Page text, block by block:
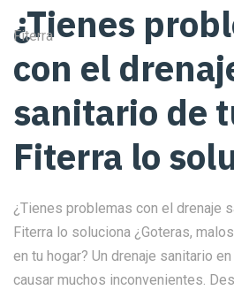
¿Tienes
con el
sanitario de
Fiterra lo
¿Tienes problemas con el drenaje
Fiterra lo soluciona ¿Goteras,
en tu hogar? Un drenaje sanitario
causar muchos inconvenientes.